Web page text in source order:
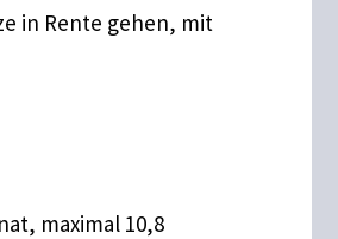
in Rente gehen, mit
maximal 10,8